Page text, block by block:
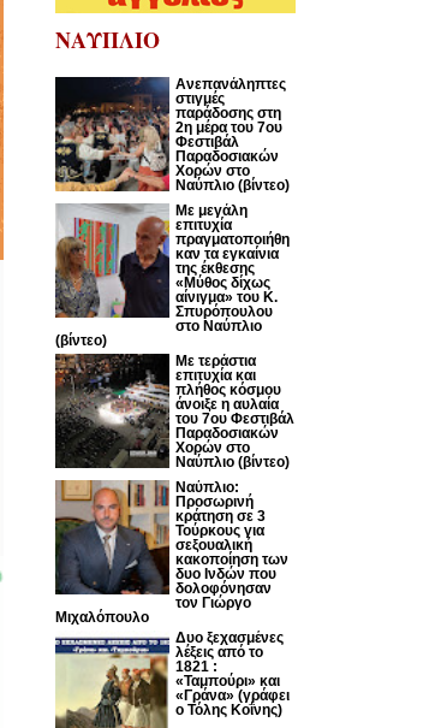
ΝΑΥΠΛΙΟ
Ανεπανάληπτες
στιγμές
παράδοσης στη
2η μέρα του 7ου
Φεστιβάλ
Παραδοσιακών
Χορών στο
Ναύπλιο (βίντεο)
Με μεγάλη
επιτυχία
πραγματοποιήθη
καν τα εγκαίνια
της έκθεσης
«Μύθος δίχως
αίνιγμα» του Κ.
Σπυρόπουλου
στο Ναύπλιο
(βίντεο)
Με τεράστια
επιτυχία και
πλήθος κόσμου
άνοιξε η αυλαία
του 7ου Φεστιβάλ
Παραδοσιακών
Χορών στο
Ναύπλιο (βίντεο)
Ναύπλιο:
Προσωρινή
κράτηση σε 3
Τούρκους για
σεξουαλική
κακοποίηση των
δυο Ινδών που
δολοφόνησαν
τον Γιώργο
Μιχαλόπουλο
Δυο ξεχασμένες
λέξεις από το
1821 :
«Ταμπούρι» και
«Γράνα» (γράφει
ο Τόλης Κοΐνης)